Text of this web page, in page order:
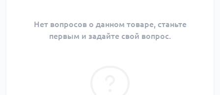
Нет вопросов о данном товаре, станьте
первым и задайте свой вопрос.